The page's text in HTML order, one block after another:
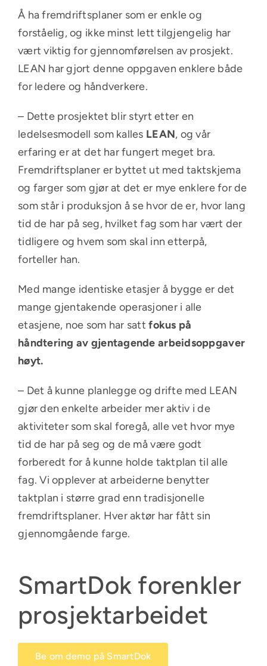
Å ha fremdriftsplaner som er enkle og
forståelig, og ikke minst lett tilgjengelig har
vært viktig for gjennomførelsen av prosjekt.
LEAN har gjort denne oppgaven enklere både
for ledere og håndverkere.
– Dette prosjektet blir styrt etter en
ledelsesmodell som kalles LEAN, og vår
erfaring er at det har fungert meget bra.
Fremdriftsplaner er byttet ut med taktskjema
og farger som gjør at det er mye enklere for de
som står i produksjon å se hvor de er, hvor lang
tid de har på seg, hvilket fag som har vært der
tidligere og hvem som skal inn etterpå,
forteller han.
Med mange identiske etasjer å bygge er det
mange gjentakende operasjoner i alle
etasjene, noe som har satt fokus på
håndtering av gjentagende arbeidsoppgaver
høyt.
– Det å kunne planlegge og drifte med LEAN
gjør den enkelte arbeider mer aktiv i de
aktiviteter som skal foregå, alle vet hvor mye
tid de har på seg og de må være godt
forberedt for å kunne holde taktplan til alle
fag. Vi opplever at arbeiderne benytter
taktplan i større grad enn tradisjonelle
fremdriftsplaner. Hver aktør har fått sin
gjennomgående farge.
SmartDok forenkler
prosjektarbeidet
Be om demo på SmartDok